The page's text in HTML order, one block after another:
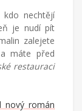
nechtějí
je nudí pít
zalejete
máte před
restauraci
nový román